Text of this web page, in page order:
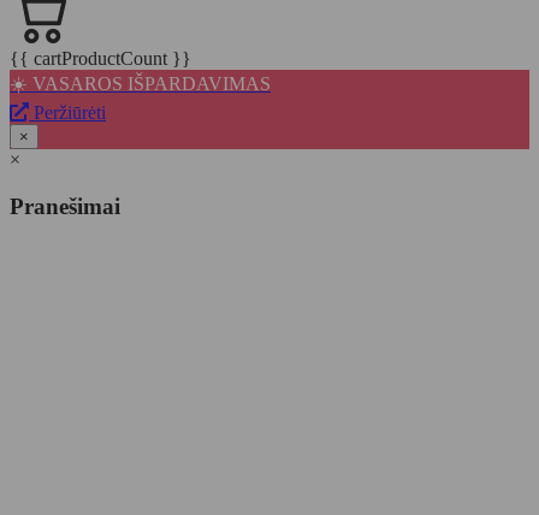
{{ cartProductCount }}
☀️ VASAROS IŠPARDAVIMAS
Peržiūrėti
×
×
Pranešimai